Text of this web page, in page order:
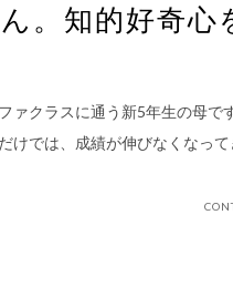
。知的好奇心
ァクラスに通う新5年生の母
けでは、成績が伸びなくなっ